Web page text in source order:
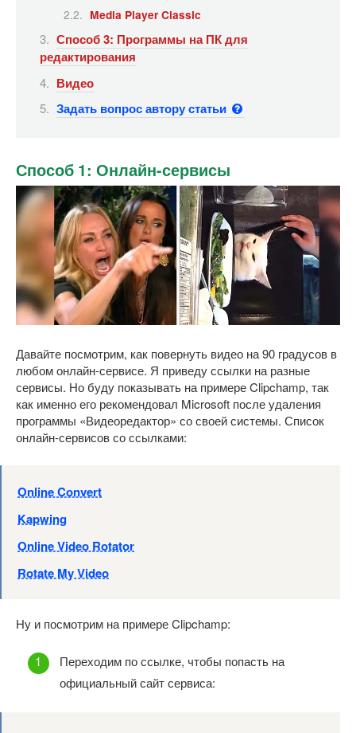
Media Player Classic
Способ 3: Программы на ПК для
редактирования
Видео
Задать вопрос автору статьи
Способ 1: Онлайн-сервисы
Давайте посмотрим, как повернуть видео на 90 градусов в
любом онлайн-сервисе. Я приведу ссылки на разные
сервисы. Но буду показывать на примере Clipchamp, так
как именно его рекомендовал Microsoft после удаления
программы «Видеоредактор» со своей системы. Список
онлайн-сервисов со ссылками:
Online Convert
Kapwing
Online Video Rotator
Rotate My Video
Ну и посмотрим на примере Clipchamp:
Переходим по ссылке, чтобы попасть на
официальный сайт сервиса: